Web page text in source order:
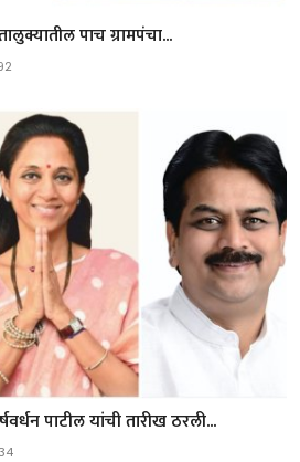
पाच ग्रामपंचा...
पाटील यांची तारीख ठरली...